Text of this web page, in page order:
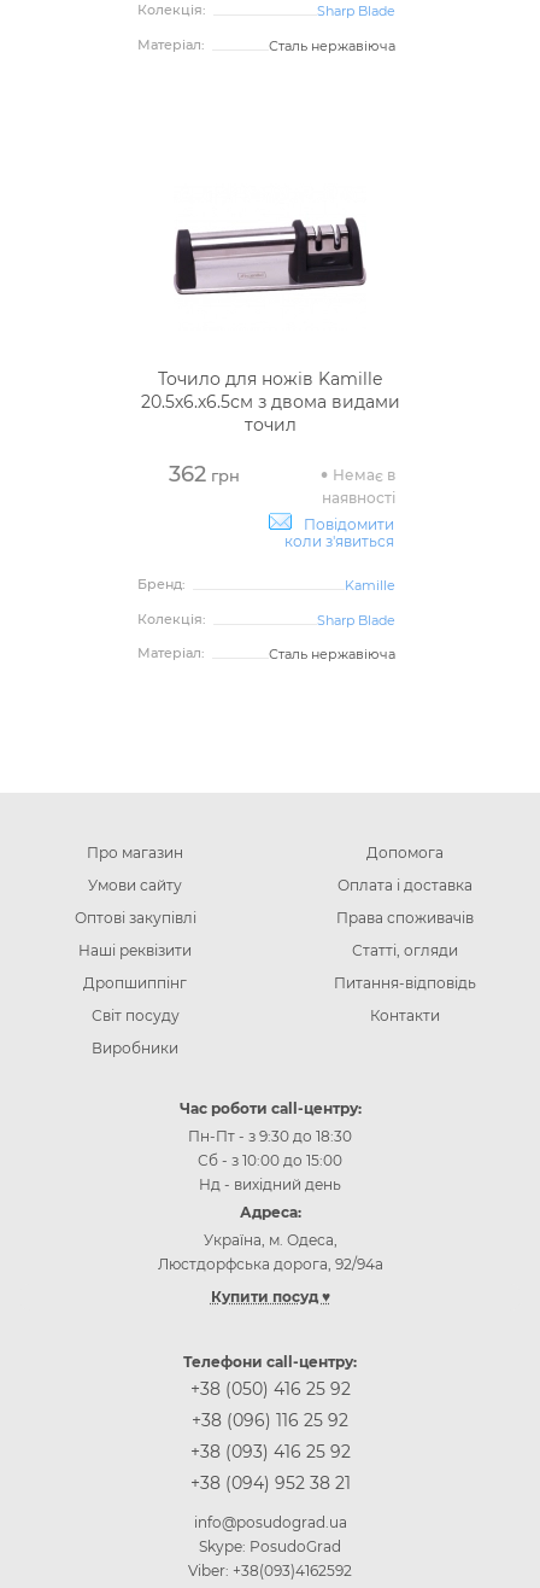
Колекція:
Sharp Blade
Матеріал:
Сталь нержавіюча
Точило для ножів Kamille
20.5х6.х6.5см з двома видами
точил
362грн
Немає в
наявності
Повідомити
коли з'явиться
Бренд:
Kamille
Колекція:
Sharp Blade
Матеріал:
Сталь нержавіюча
Про магазин
Умови сайту
Оптові закупівлі
Наші реквізити
Дропшиппінг
Світ посуду
Виробники
Допомога
Оплата і доставка
Права споживачів
Статті, огляди
Питання-відповідь
Контакти
Час роботи call-центру:
Пн-Пт - з 9:30 до 18:30
Сб - з 10:00 до 15:00
Нд - вихідний день
Адреса:
Україна, м. Одеса,
Люстдорфська дорога, 92/94а
Купити посуд ♥
Інтернет-магазин посуду Вінниця
Інтернет-магазин посуду Дніпр (Дніпропетровськ)
Інтернет-магазин посуду Житомир
Інтернет-магазин посуду Запоріжжя
Інтернет-магазин посуду Івано-Франківськ
Інтернет-магазин посуду Луцьк
Інтернет-магазин посуду Львів
Телефони call-центру:
+38 (050) 416 25 92
+38 (096) 116 25 92
+38 (093) 416 25 92
+38 (094) 952 38 21
info@posudograd.ua
Skype: PosudoGrad
Viber: +38(093)4162592